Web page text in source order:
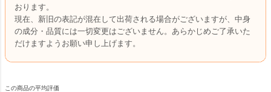
おります。
現在、新旧の表記が混在して出荷される場合がございますが、中身
の成分・品質には一切変更はございません。あらかじめご了承いた
だけますようお願い申し上げます。